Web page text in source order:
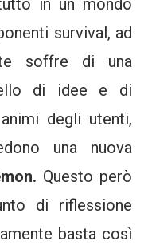
in un mondo
survival, ad
soffre di una
di idee e di
degli utenti,
una nuova
Questo però
di riflessione
basta così